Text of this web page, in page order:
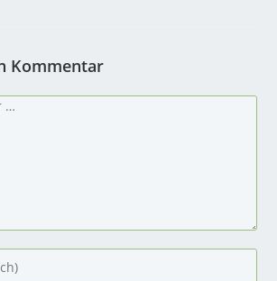
Kommentar